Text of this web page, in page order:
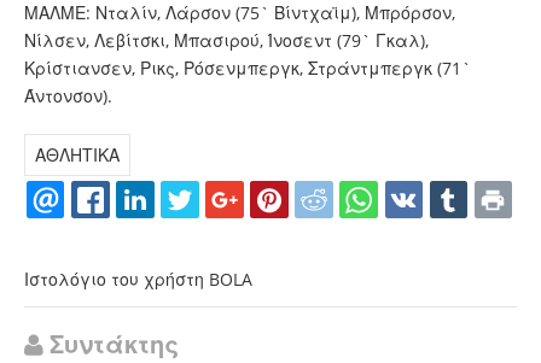
ΜΑΛΜΕ: Νταλίν, Λάρσον (75` Βίντχαϊμ), Μπρόρσον,
Νίλσεν, Λεβίτσκι, Μπασιρού, Ίνοσεντ (79` Γκαλ),
Κρίστιανσεν, Ρικς, Ρόσενμπεργκ, Στράντμπεργκ (71`
Άντονσον).
ΑΘΛΗΤΙΚΑ
Ιστολόγιο του χρήστη BOLA
Συντάκτης